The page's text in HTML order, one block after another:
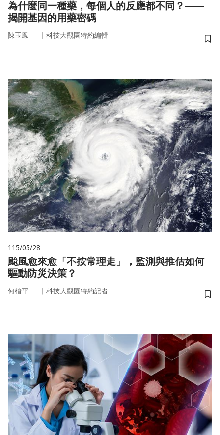
為什麼同一種藥，每個人的反應都不同？——
揭開基因的用藥密碼
陳玉鳳 ｜ 科技大觀園特約編輯
儲
115/05/28
颱風愈來愈「不按常理走」，監測與推估如何
驅動防災決策？
何楷平 ｜ 科技大觀園特約記者
儲